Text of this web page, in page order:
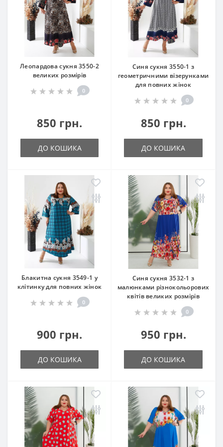
Леопардова сукня 3550-2
великих розмірів
0
850 грн.
ДО КОШИКА
Синя сукня 3550-1 з
геометричними візерунками
для повних жінок
0
850 грн.
ДО КОШИКА
Блакитна сукня 3549-1 у
клітинку для повних жінок
0
900 грн.
ДО КОШИКА
Синя сукня 3532-1 з
малюнками різнокольорових
квітів великих розмірів
0
950 грн.
ДО КОШИКА